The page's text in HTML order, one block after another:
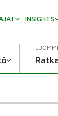
INSIGHTS